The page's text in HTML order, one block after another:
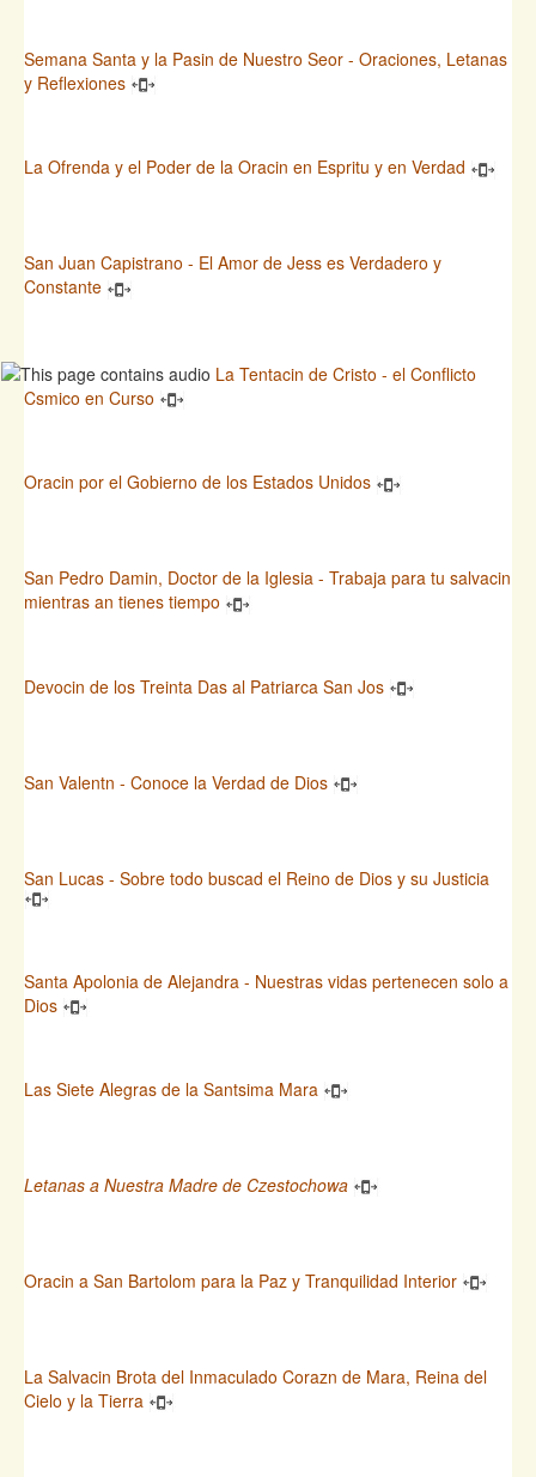
Semana Santa y la Pasin de Nuestro Seor - Oraciones, Letanas
y Reflexiones
La Ofrenda y el Poder de la Oracin en Espritu y en Verdad
San Juan Capistrano - El Amor de Jess es Verdadero y
Constante
La Tentacin de Cristo - el Conflicto
Csmico en Curso
Oracin por el Gobierno de los Estados Unidos
San Pedro Damin, Doctor de la Iglesia - Trabaja para tu salvacin
mientras an tienes tiempo
Devocin de los Treinta Das al Patriarca San Jos
San Valentn - Conoce la Verdad de Dios
San Lucas - Sobre todo buscad el Reino de Dios y su Justicia
Santa Apolonia de Alejandra - Nuestras vidas pertenecen solo a
Dios
Las Siete Alegras de la Santsima Mara
Letanas a Nuestra Madre de Czestochowa
Oracin a San Bartolom para la Paz y Tranquilidad Interior
La Salvacin Brota del Inmaculado Corazn de Mara, Reina del
Cielo y la Tierra